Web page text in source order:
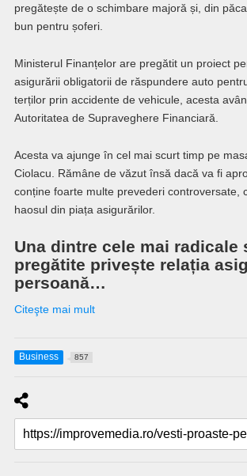
pregătește de o schimbare majoră și, din
bun pentru șoferi.
Ministerul Finanțelor are pregătit un proiect
asigurării obligatorii de răspundere auto
terților prin accidente de vehicule, acesta
Autoritatea de Supraveghere Financiară.
Acesta va ajunge în cel mai scurt timp pe
Ciolacu. Rămâne de văzut însă dacă va fi
conține foarte multe prevederi controversate,
haosul din piața asigurărilor.
Una dintre cele mai radicale
pregătite privește relația
persoană…
Citeşte mai mult
Business 857